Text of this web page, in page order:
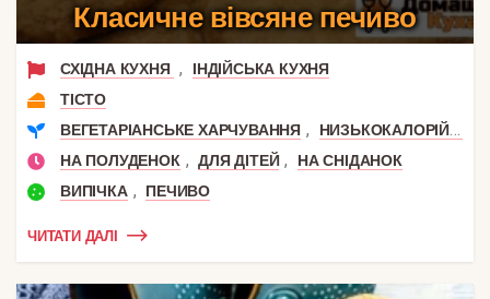
Класичне вівсяне печиво
СХІДНА КУХНЯ ,
ІНДІЙСЬКА КУХНЯ
ТІСТО
ВЕГЕТАРІАНСЬКЕ ХАРЧУВАННЯ , НИЗЬКОКАЛОРІЙНІ
НА ПОЛУДЕНОК , ДЛЯ ДІТЕЙ ,
НА СНІДАНОК
ВИПІЧКА , ПЕЧИВО
ЧИТАТИ ДАЛІ